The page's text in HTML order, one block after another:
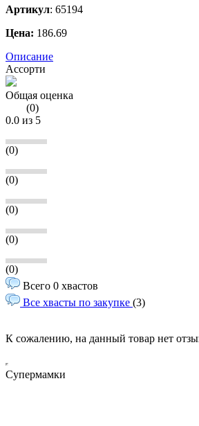
Артикул: 65194
Цена: 186.69
Описание
Ассорти
Общая оценка
(0)
0.0 из 5
(0)
(0)
(0)
(0)
(0)
Всего 0 хвастов
Все хвасты по закупке (3)
К сожалению, на данный товар нет
Супермамки